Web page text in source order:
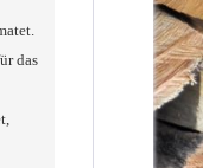
das